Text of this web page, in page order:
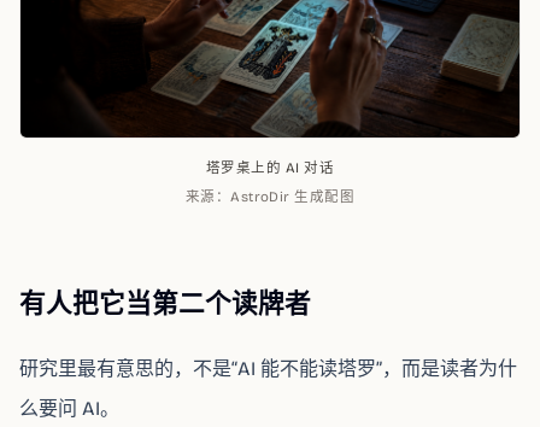
塔罗桌上的 AI 对话
来源：AstroDir 生成配图
有人把它当第二个读牌者
研究里最有意思的，不是“AI 能不能读塔罗”，而是读者为什
么要问 AI。